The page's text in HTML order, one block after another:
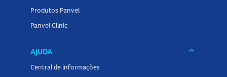
Produtos Panvel
Panvel Clinic
AJUDA keyboard_arrow_down
Central de informações